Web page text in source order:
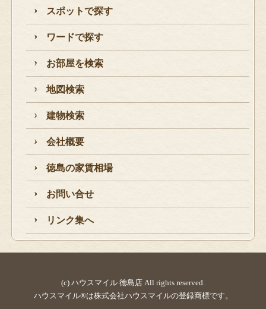
スポットで探す
ワードで探す
お部屋を検索
地図検索
建物検索
会社概要
徳島の家賃相場
お問い合せ
リンク集へ
(c) ハウスマイル 徳島店 All rights reserved.
ハウスマイル®は株式会社ハウスマイルの登録商標です。